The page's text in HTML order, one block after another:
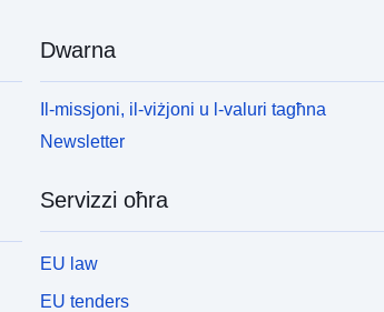
Dwarna
Il-missjoni, il-viżjoni u l-valuri tagħna
Newsletter
Servizzi oħra
EU law
EU tenders